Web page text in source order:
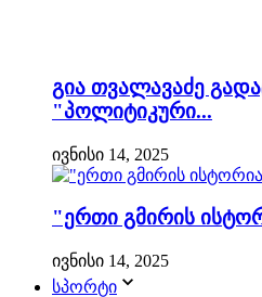
გია თვალავაძე
"პოლიტიკური...
ივნისი 14, 2025
"ერთი გმირის
ივნისი 14, 2025
სპორტი